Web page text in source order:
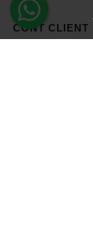
CONT CLIENT